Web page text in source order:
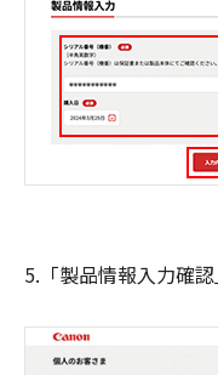
5.「製品情報入力確